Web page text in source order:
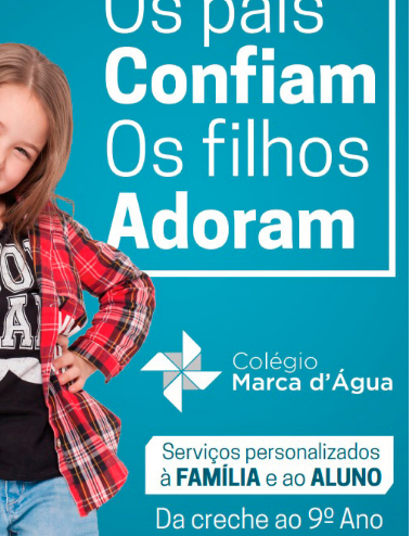
da reabilitação na qualidade de vida
Nogueira (FCEUP), contou com o
como Ana R. Pinho, investigadora da
uma reflexão sobre a necessidade
inclusivo.
na Pessoa com Patologia
moderada pela psiquiatra Carla Rio
Serviço social, Nutrição e Fisiatria,
“A Equipa de Reabilitação –
Carla Nunes (ULSTS), contou com
e facilitação da intimidade, com
reforçando a importância da
do Imediato